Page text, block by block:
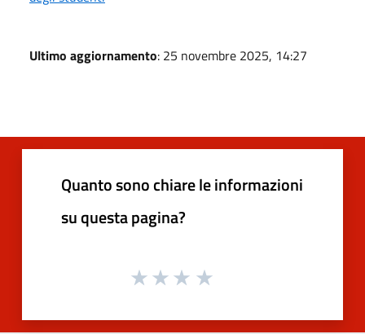
Ultimo aggiornamento: 25 novembre 2025, 14:27
Quanto sono chiare le informazioni
su questa pagina?